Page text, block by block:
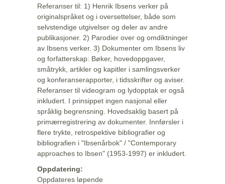
Referanser til: 1) Henrik Ibsens verker på
originalspråket og i oversettelser, både som
selvstendige utgivelser og deler av andre
publikasjoner. 2) Parodier over og omdiktninger
av Ibsens verker. 3) Dokumenter om Ibsens liv
og forfatterskap: Bøker, hovedoppgaver,
småtrykk, artikler og kapitler i samlingsverker
og konferanserapporter, i tidsskrifter og aviser.
Referanser til videogram og lydopptak er også
inkludert. I prinsippet ingen nasjonal eller
språklig begrensning. Hovedsaklig basert på
primærregistrering av dokumenter. Innførsler i
flere trykte, retrospektive bibliografier og
bibliografien i "Ibsenårbok" / "Contemporary
approaches to Ibsen" (1953-1997) er inkludert.
Oppdatering:
Oppdateres løpende